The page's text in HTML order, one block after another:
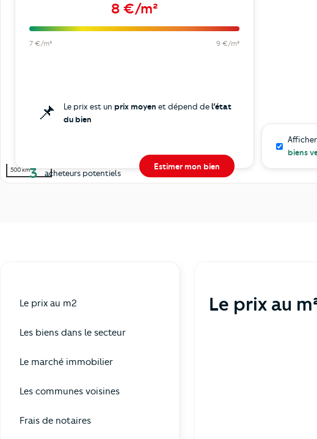
8 €/m²
7 €/m² 9 €/m²
📌 Le prix est un prix moyen et dépend del’état
du bien
3 acheteurs potentiels
Estimer mon bien
500 km
biens
Le prix au m2
Les biens dans le secteur
Le marché immobilier
Les communes voisines
Frais de notaires
Le prix au